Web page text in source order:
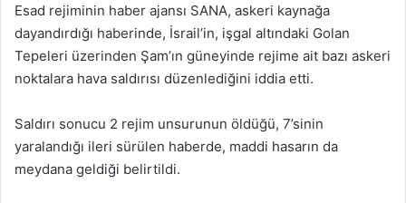
Esad rejiminin haber ajansı SANA, askeri kaynağa
dayandırdığı haberinde, İsrail’in, işgal altındaki Golan
Tepeleri üzerinden Şam’ın güneyinde rejime ait bazı askeri
noktalara hava saldırısı düzenlediğini iddia etti.
Saldırı sonucu 2 rejim unsurunun öldüğü, 7’sinin
yaralandığı ileri sürülen haberde, maddi hasarın da
meydana geldiği belirtildi.